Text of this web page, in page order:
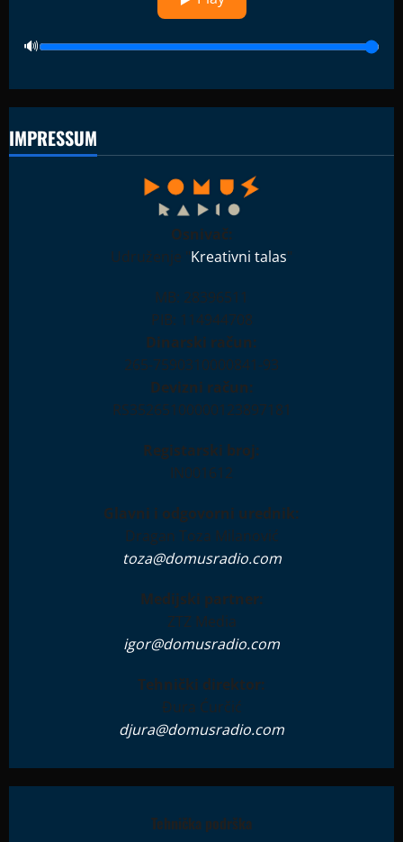
IMPRESSUM
Osnivač:
Udruženje "Kreativni talas"
MB: 28396511
PIB: 114944708
Dinarski račun:
265-7590310000841-93
Devizni račun:
RS35265100000123897181
Registarski broj:
IN001612
Glavni i odgovorni urednik:
Dragan Toza Milanović
toza@domusradio.com
Medijski partner:
ZTZ Media
igor@domusradio.com
Tehnički direktor:
Đura Ćurčić
djura@domusradio.com
Tehnička podrška